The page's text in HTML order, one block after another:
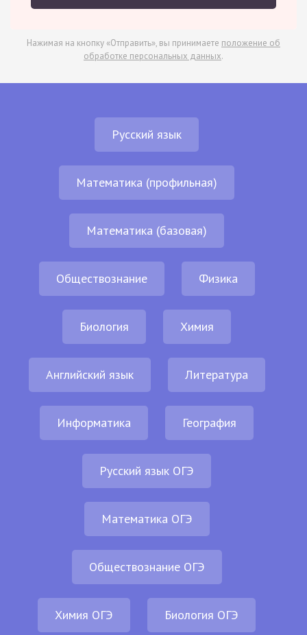
Нажимая на кнопку «Отправить», вы принимаете положение об
обработке персональных данных.
Русский язык
Математика (профильная)
Математика (базовая)
Обществознание Физика
Биология Химия
Английский язык Литература
Информатика География
Русский язык ОГЭ
Математика ОГЭ
Обществознание ОГЭ
Химия ОГЭ Биология ОГЭ